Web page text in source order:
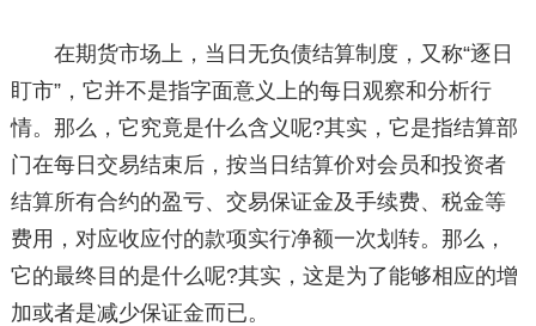
在期货市场上，当日无负债结算制度，又称“逐日
盯市”，它并不是指字面意义上的每日观察和分析行
情。那么，它究竟是什么含义呢?其实，它是指结算部
门在每日交易结束后，按当日结算价对会员和投资者
结算所有合约的盈亏、交易保证金及手续费、税金等
费用，对应收应付的款项实行净额一次划转。那么，
它的最终目的是什么呢?其实，这是为了能够相应的增
加或者是减少保证金而已。